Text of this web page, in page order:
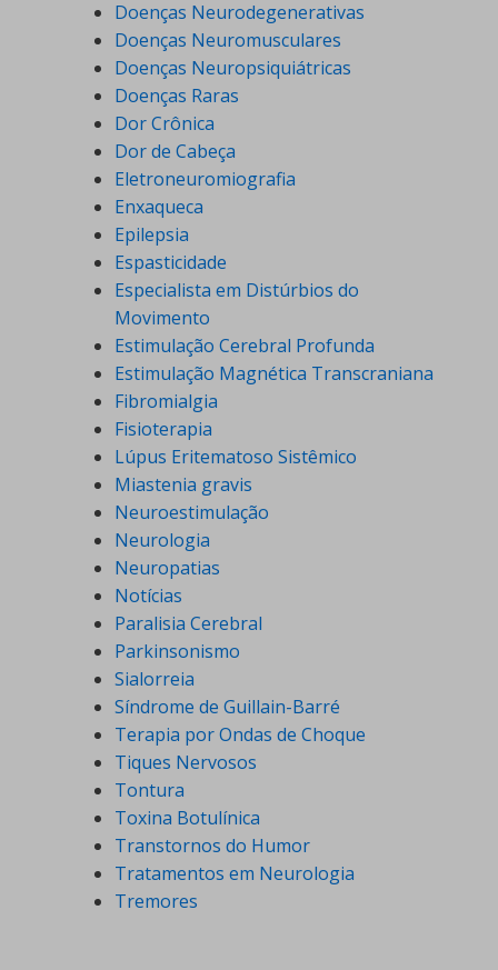
Doenças Neurodegenerativas
Doenças Neuromusculares
Doenças Neuropsiquiátricas
Doenças Raras
Dor Crônica
Dor de Cabeça
Eletroneuromiografia
Enxaqueca
Epilepsia
Espasticidade
Especialista em Distúrbios do
Movimento
Estimulação Cerebral Profunda
Estimulação Magnética Transcraniana
Fibromialgia
Fisioterapia
Lúpus Eritematoso Sistêmico
Miastenia gravis
Neuroestimulação
Neurologia
Neuropatias
Notícias
Paralisia Cerebral
Parkinsonismo
Sialorreia
Síndrome de Guillain-Barré
Terapia por Ondas de Choque
Tiques Nervosos
Tontura
Toxina Botulínica
Transtornos do Humor
Tratamentos em Neurologia
Tremores